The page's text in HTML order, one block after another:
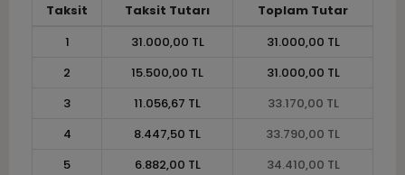
Taksit Taksit Tutarı
Toplam Tutar
1
31.000,00 TL
31.000,00 TL
2
15.500,00 TL
31.000,00 TL
3
11.056,67 TL
33.170,00 TL
4
8.447,50 TL
33.790,00 TL
5
6.882,00 TL
34.410,00 TL